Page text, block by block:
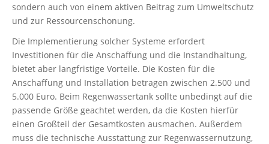
sondern auch von einem aktiven Beitrag zum Umweltschutz
und zur Ressourcenschonung.
Die Implementierung solcher Systeme erfordert
Investitionen für die Anschaffung und die Instandhaltung,
bietet aber langfristige Vorteile. Die Kosten für die
Anschaffung und Installation betragen zwischen 2.500 und
5.000 Euro. Beim Regenwassertank sollte unbedingt auf die
passende Größe geachtet werden, da die Kosten hierfür
einen Großteil der Gesamtkosten ausmachen. Außerdem
muss die technische Ausstattung zur Regenwassernutzung,